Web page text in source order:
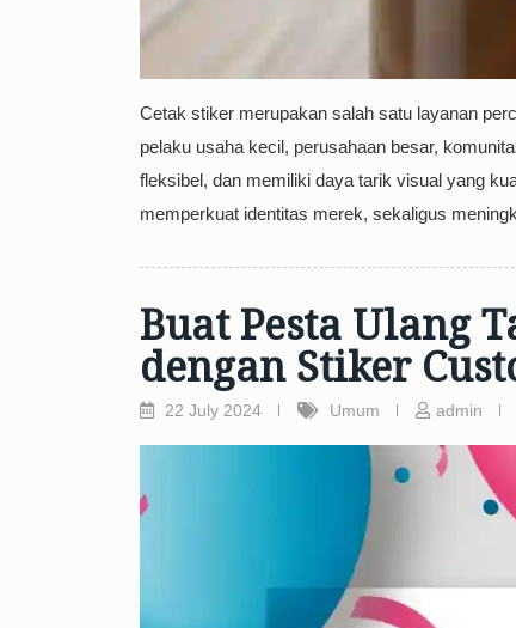
Cetak stiker merupakan salah satu layanan
pelaku usaha kecil, perusahaan besar,
fleksibel, dan memiliki daya tarik visual yang
memperkuat identitas merek, sekaligus
Buat Pesta Ulang
dengan Stiker
22 July 2024 Umum admin